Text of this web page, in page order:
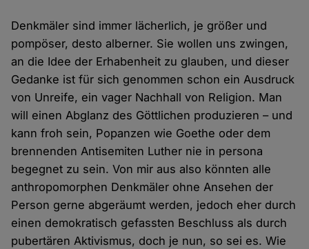
Denkmäler sind immer lächerlich, je größer und
pompöser, desto alberner. Sie wollen uns zwingen,
an die Idee der Erhabenheit zu glauben, und dieser
Gedanke ist für sich genommen schon ein Ausdruck
von Unreife, ein vager Nachhall von Religion. Man
will einen Abglanz des Göttlichen produzieren – und
kann froh sein, Popanzen wie Goethe oder dem
brennenden Antisemiten Luther nie in persona
begegnet zu sein. Von mir aus also könnten alle
anthropomorphen Denkmäler ohne Ansehen der
Person gerne abgeräumt werden, jedoch eher durch
einen demokratisch gefassten Beschluss als durch
pubertären Aktivismus, doch je nun, so sei es. Wie